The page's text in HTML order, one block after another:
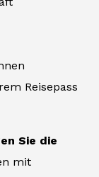
Reisepass
Sie die
mit